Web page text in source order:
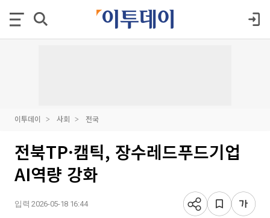
이투데이 사회 전국
전북TP·캠틱, 장수레드푸드기업
AI역량 강화
입력 2026-05-18 16:44